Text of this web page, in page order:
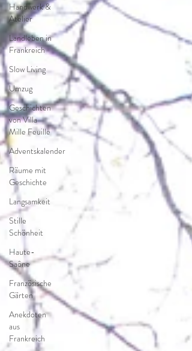
Handwerk &
Atelier
Landleben in
Frankreich
Slow Living
Umzug
Geschichten
von Villa
Mille Feuille
Adventskalender
Räume mit
Geschichte
Langsamkeit
Stille
Schönheit
Haute-
Saône
Französische
Gärten
Anekdoten
aus
Frankreich